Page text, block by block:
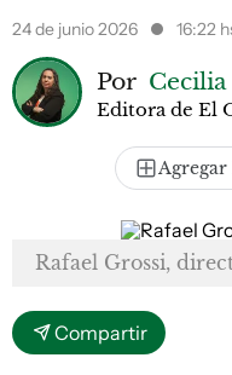
24 de junio 2026 16:22
Por
Editora de El
Rafael Grossi,
Compartir